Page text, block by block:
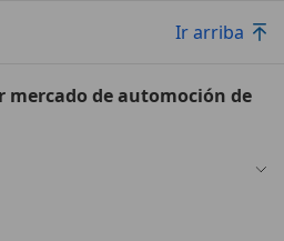
Ir arriba
mercado de automoción de